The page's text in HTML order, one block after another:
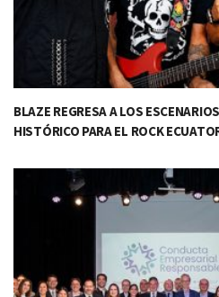
BLAZE REGRESA A LOS
HISTÓRICO PARA EL ROCK